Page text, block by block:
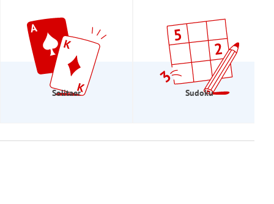
Solitaer Sudoku